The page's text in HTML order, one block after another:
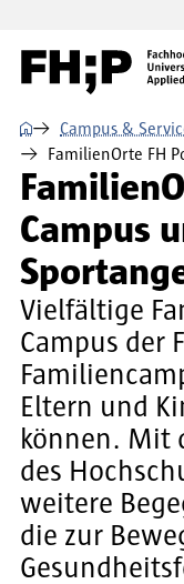
Direkt zur
⌂ Campus &
FamilienOrte FH
Campus
Vielfältige
Campus der
Eltern und
können. Mit
des
weitere
die zur